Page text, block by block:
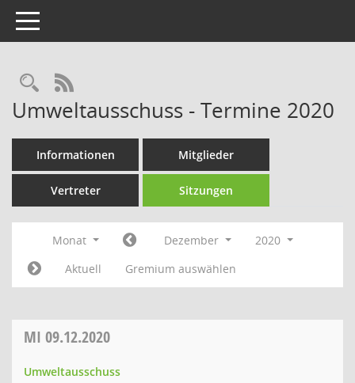
Toggle navigation
Rechercheauswahl
RSS-Feed
Umweltausschuss - Termine 2020
Informationen Mitglieder
Vertreter Sitzungen
Monat Dezember
2020
Aktuell
Gremium auswählen
MI 09.12.2020
Umweltausschuss